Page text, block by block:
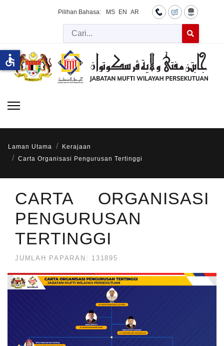
Pilihan Bahasa: MS EN AR
Cari
Laman Utama
Kerajaan
Carta Organisasi Pengurusan Tertinggi
CARTA ORGANISASI
PENGURUSAN
TERTINGGI
JUMLAH PAPARAN: 131895
accessible